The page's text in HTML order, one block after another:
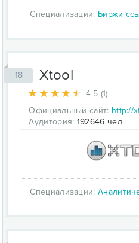
Специализации: Биржи
18 Xtool
4.5 (1)
Официальный сайт: http://
Аудитория: 192646 чел.
Специализации: